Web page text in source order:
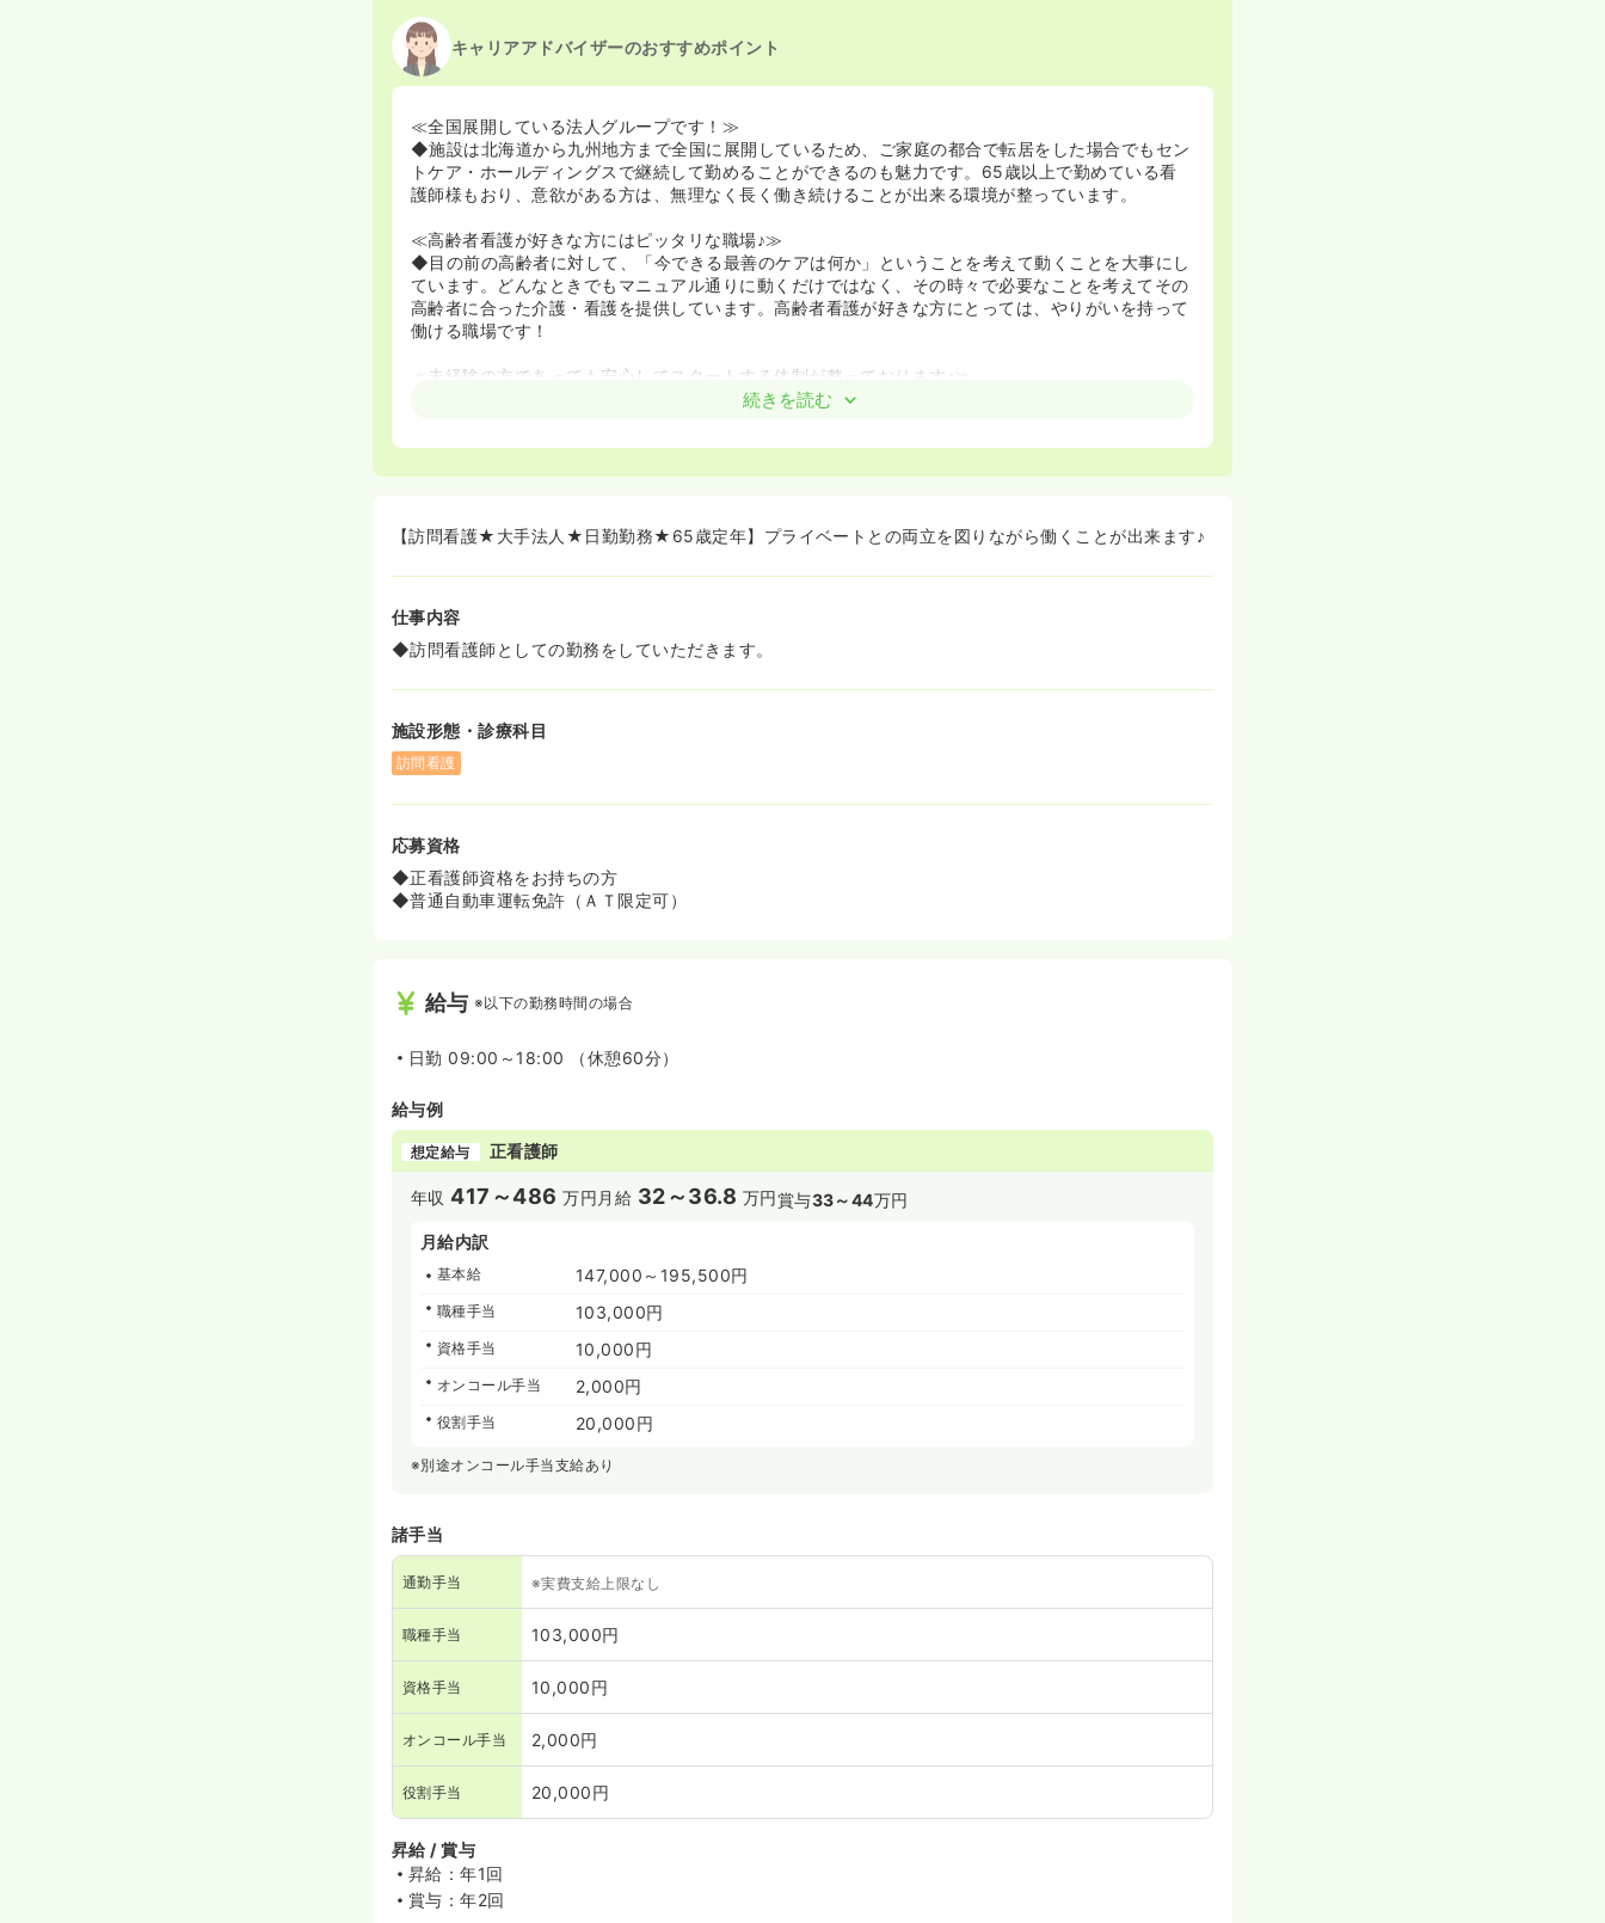
キャリアアドバイザーのおすすめポイント
≪全国展開している法人グループです！≫
◆施設は北海道から九州地方まで全国に展開しているため、ご家庭の都合で転居をした場合でもセン
トケア・ホールディングスで継続して勤めることができるのも魅力です。65歳以上で勤めている看
護師様もおり、意欲がある方は、無理なく長く働き続けることが出来る環境が整っています。
≪高齢者看護が好きな方にはピッタリな職場♪≫
◆目の前の高齢者に対して、「今できる最善のケアは何か」ということを考えて動くことを大事にし
ています。どんなときでもマニュアル通りに動くだけではなく、その時々で必要なことを考えてその
高齢者に合った介護・看護を提供しています。高齢者看護が好きな方にとっては、やりがいを持って
働ける職場です！
≪未経験の方であっても安心してスタートする体制が整っております♪≫
◆入職してからの流れとしては、①座学による採用時研修（看護師の仕事、業務の流れの説明）、
◆未経験の方に対するOJTはもちろん、フィジカルアセスメントのフローチャート（看護のアイちゃ
◆研修は大きく以下の4つがあります。サービスを提供する上ですべての基本となる「基本研修」、
サービスごとに求められる専門的考え方、知識、技術を習得するための「専門研修」、マネジメント
このような研修体制の中で、その方々の段階にあった研修を受け、スキルアップをすることが出来ま
す。
続きを読む
【訪問看護★大手法人★日勤勤務★65歳定年】プライベートとの両立を図りながら働くことが出来ます♪
仕事内容
◆訪問看護師としての勤務をしていただきます。
施設形態・診療科目
訪問看護
応募資格
◆正看護師資格をお持ちの方
◆普通自動車運転免許（ＡＴ限定可）
給与 ※以下の勤務時間の場合
日勤 09:00～18:00 （休憩60分）
給与例
想定給与 正看護師
年収417～486 万円 月給 32～36.8 万円賞与33～44万円
月給内訳
基本給 147,000～195,500円
職種手当 103,000円
資格手当 10,000円
オンコール手当 2,000円
役割手当 20,000円
※別途オンコール手当支給あり
諸手当
通勤手当 ※実費支給上限なし
職種手当 103,000円
資格手当 10,000円
オンコール手当 2,000円
役割手当 20,000円
昇給 / 賞与
昇給：年1回
賞与：年2回